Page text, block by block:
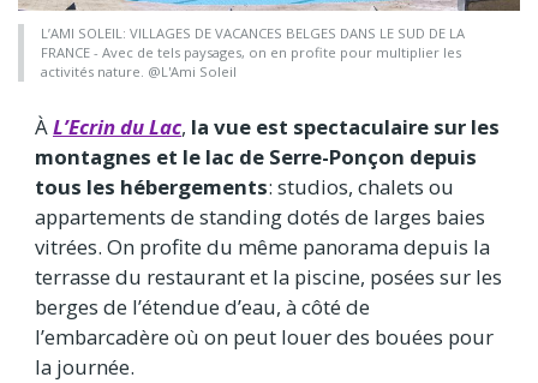
L’AMI SOLEIL: VILLAGES DE VACANCES BELGES DANS LE SUD DE LA
FRANCE - Avec de tels paysages, on en profite pour multiplier les
activités nature. @L'Ami Soleil
ÀL’Ecrin du Lac, la vue est spectaculaire sur les
montagnes et le lac de Serre-Ponçon depuis
tous les hébergements: studios, chalets ou
appartements de standing dotés de larges baies
vitrées. On profite du même panorama depuis la
terrasse du restaurant et la piscine, posées sur les
berges de l’étendue d’eau, à côté de
l’embarcadère où on peut louer des bouées pour
la journée.